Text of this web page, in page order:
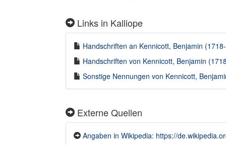
Links in Kalliope
Handschriften an Kennicott, Benjamin
Handschriften von Kennicott, Benjamin
Sonstige Nennungen von Kennicott,
Externe Quellen
Angaben in Wikipedia: https://